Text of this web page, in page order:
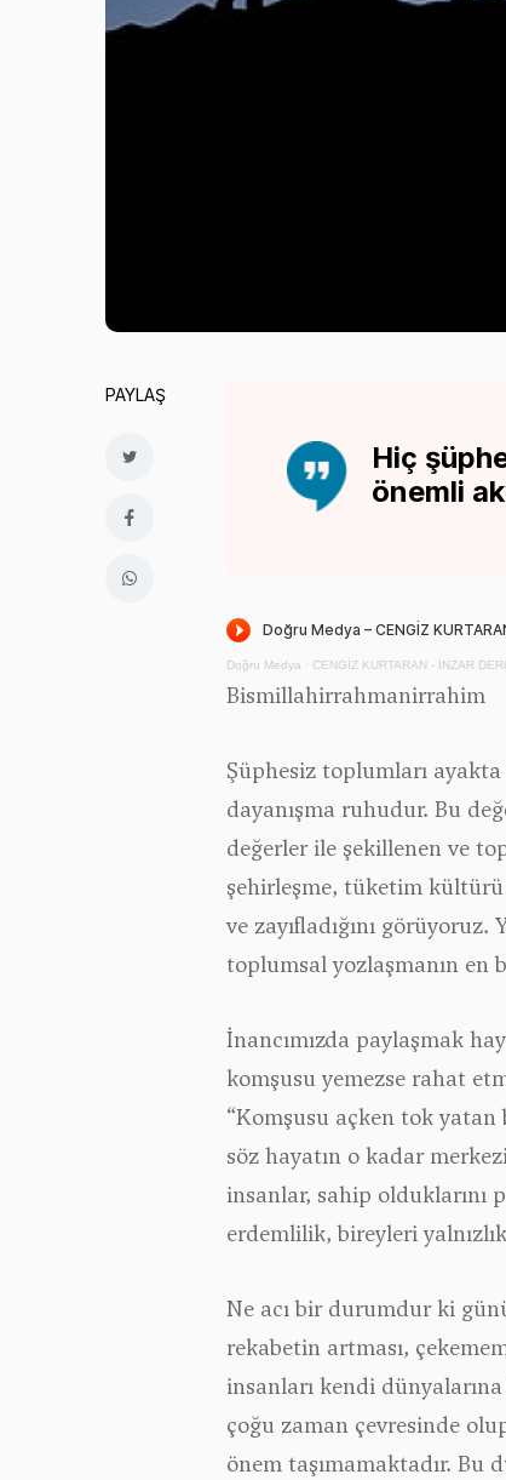
PAYLAŞ
Hiç
önemli
Doğru Medya · CENGİZ KURTARAN - İNZAR
Bismillahirrahmanirrahim
Şüphesiz toplumları
dayanışma ruhudur. Bu
değerler ile şekillenen ve
şehirleşme, tüketim kültürü
ve zayıfladığını
toplumsal yozlaşmanın en
İnancımızda paylaşmak
komşusu yemezse rahat
“Komşusu açken tok yatan
söz hayatın o kadar
insanlar, sahip
erdemlilik, bireyleri
Ne acı bir durumdur ki
rekabetin artması,
insanları kendi
çoğu zaman çevresinde
önem taşımamaktadır. Bu